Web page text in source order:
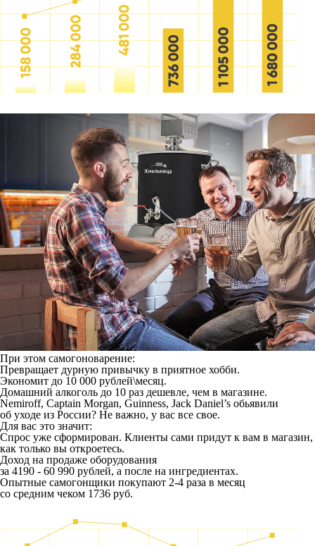
При этом самогоноварение:
Превращает дурную привычку в приятное хобби.
Экономит до 10 000 рублей\месяц.
Домашний алкоголь до 10 раз дешевле, чем в магазине.
Nemiroff, Captain Morgan, Guinness, Jack Daniel’s обьявили
об уходе из России? Не важно, у вас все свое.
Для вас это значит:
Спрос уже сформирован. Клиенты сами придут к вам в магазин,
как только вы откроетесь.
Доход на продаже оборудования
за 4190 - 60 990 рублей, а после на ингредиентах.
Опытные самогонщики покупают 2-4 раза в месяц
со средним чеком 1736 руб.